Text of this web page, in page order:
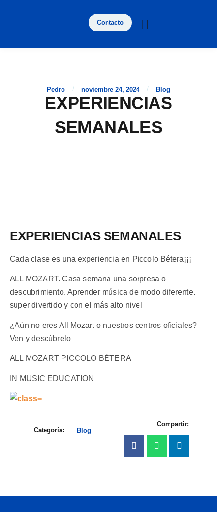
Contacto
Pedro / noviembre 24, 2024 / Blog
EXPERIENCIAS
SEMANALES
EXPERIENCIAS SEMANALES
Cada clase es una experiencia en Piccolo Bétera¡¡¡
ALL MOZART. Casa semana una sorpresa o
descubrimiento. Aprender música de modo diferente,
super divertido y con el más alto nivel
¿Aún no eres All Mozart o nuestros centros oficiales?
Ven y descúbrelo
ALL MOZART PICCOLO BÉTERA
IN MUSIC EDUCATION
Categoría: Blog
Compartir: